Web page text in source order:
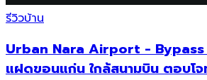
รีวิวบ้าน
Urban Nara Airport - Bypass
แฝดขอนแก่น ใกล้สนามบิน ตอบโ